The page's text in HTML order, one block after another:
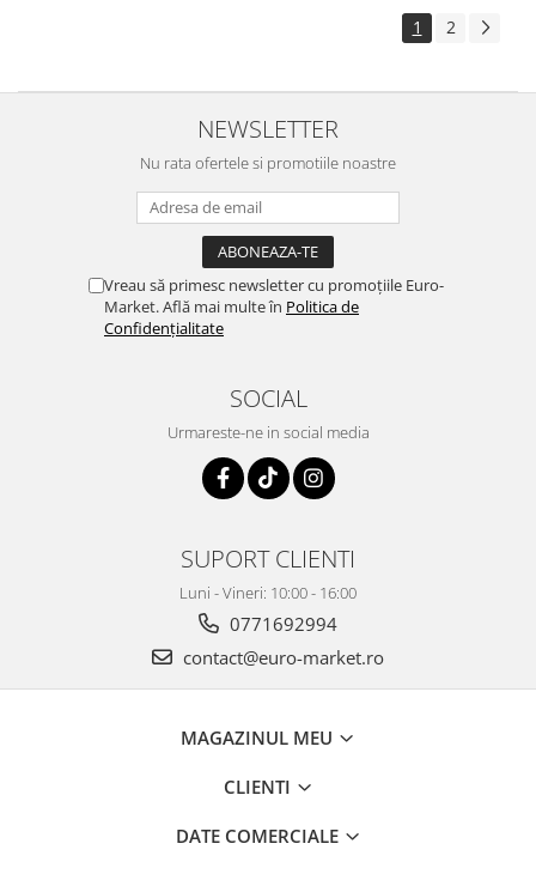
1 2
NEWSLETTER
Nu rata ofertele si promotiile noastre
Vreau să primesc newsletter cu promoțiile Euro-
Market. Află mai multe în Politica de
Confidențialitate
SOCIAL
Urmareste-ne in social media
SUPORT CLIENTI
Luni - Vineri: 10:00 - 16:00
0771692994
contact@euro-market.ro
MAGAZINUL MEU
CLIENTI
DATE COMERCIALE